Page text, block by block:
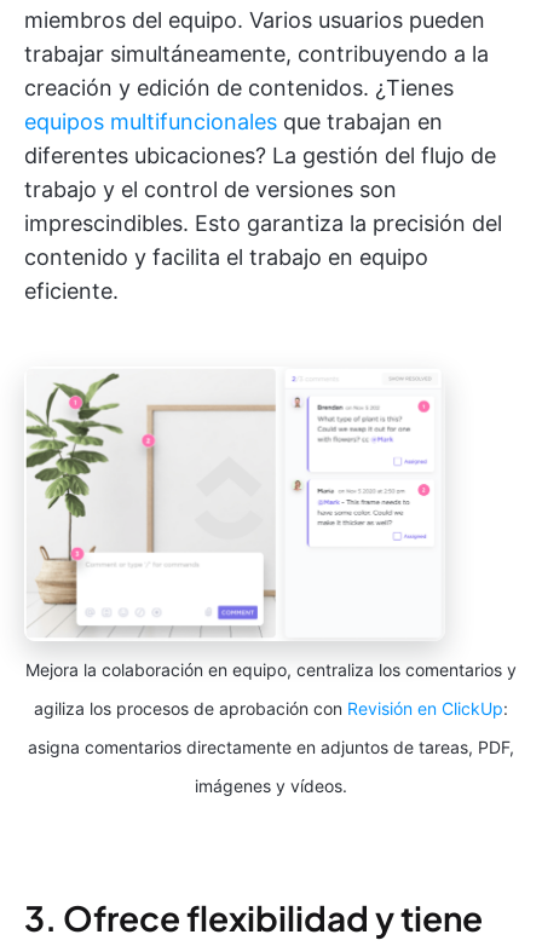
miembros del equipo. Varios usuarios pueden
trabajar simultáneamente, contribuyendo a la
creación y edición de contenidos. ¿Tienes
equipos multifuncionales que trabajan en
diferentes ubicaciones? La gestión del flujo de
trabajo y el control de versiones son
imprescindibles. Esto garantiza la precisión del
contenido y facilita el trabajo en equipo
eficiente.
Mejora la colaboración en equipo, centraliza los comentarios y
agiliza los procesos de aprobación con Revisión en ClickUp:
asigna comentarios directamente en adjuntos de tareas, PDF,
imágenes y vídeos.
3. Ofrece flexibilidad y tiene